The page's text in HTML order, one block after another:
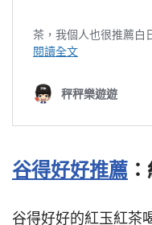
谷得好好推薦
谷得好好的紅玉紅茶